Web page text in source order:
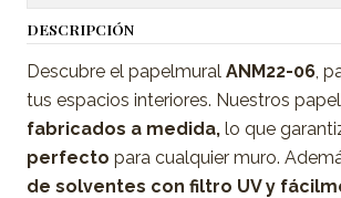
DESCRIPCIÓN
Descubre el papelmural ANM22-06 ,
tus espacios interiores. Nuestros
fabricados a medida, lo que
perfecto para cualquier muro.
de solventes con filtro UV y